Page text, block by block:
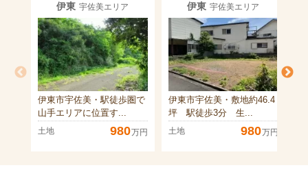
伊東 宇佐美エリア
伊東市宇佐美・駅徒歩圏で
山手エリアに位置す...
土地 980万円
伊東 宇佐美エリア
伊東市宇佐美・敷地約46.4
坪 駅徒歩3分 生...
土地 980万円